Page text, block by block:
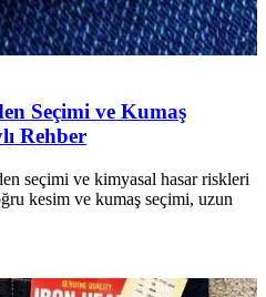
Seçimi ve Kumaş
Rehber
seçimi ve kimyasal hasar riskleri
kesim ve kumaş seçimi, uzun